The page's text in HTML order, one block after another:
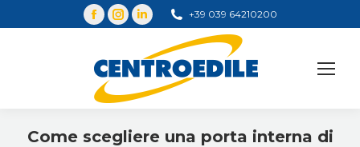
+39 039 64210200
Come scegliere una porta interna di